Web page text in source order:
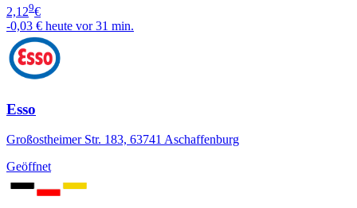
2,129€
-0,03 € heute vor 31 min.
Esso
Großostheimer Str. 183, 63741 Aschaffenburg
Geöffnet